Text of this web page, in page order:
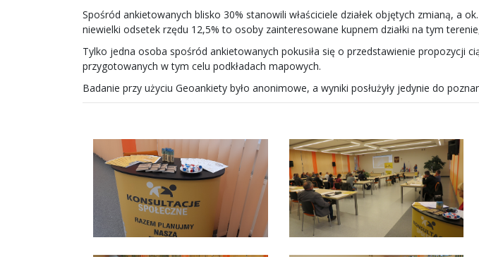
Spośród ankietowanych blisko 30% stanowili właściciele działek objętych zmianą, a
niewielki odsetek rzędu 12,5% to osoby zainteresowane kupnem działki na tym
Tylko jedna osoba spośród ankietowanych pokusiła się o przedstawienie propozycji
przygotowanych w tym celu podkładach mapowych.
Badanie przy użyciu Geoankiety było anonimowe, a wyniki posłużyły jedynie do